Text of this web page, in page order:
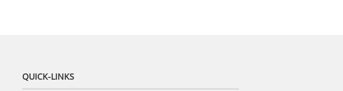
QUICK-LINKS